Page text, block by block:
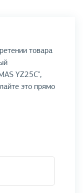
товара
YZ25С",
это прямо